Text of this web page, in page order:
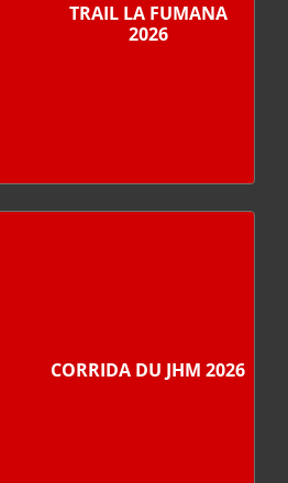
TRAIL LA FUMANA
2026
CORRIDA DU JHM 2026